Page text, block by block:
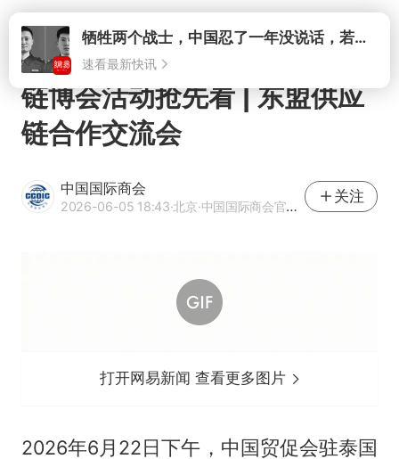
打开牺牲两个战士，中国忍了一年没说话，若菲律宾死了人，他会开战吗
速看最新快讯
链博会活动抢先看 | 东盟供应
链合作交流会
中国国际商会
2026-06-05 18:43·北京·中国国际商会官方网易号
关注
打开网易新闻 查看更多图片
2026年6月22日下午，中国贸促会驻泰国